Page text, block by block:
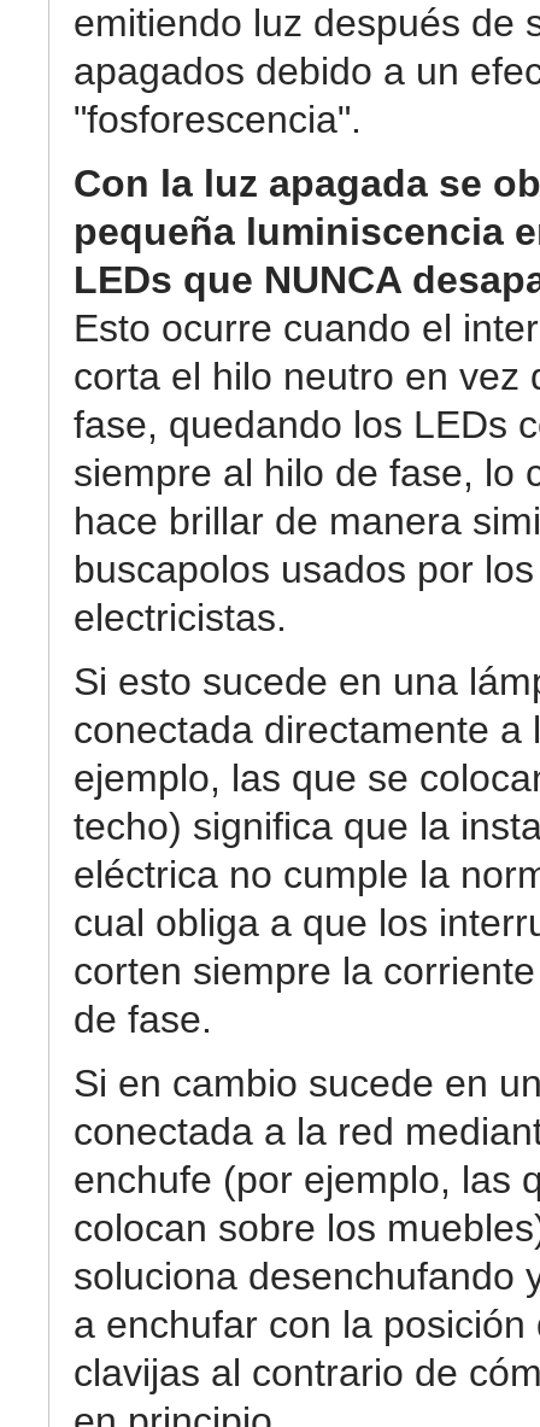
emitiendo luz después de
apagados debido a un
"fosforescencia".
Con la luz apagada se
pequeña luminiscencia
LEDs que NUNCA
Esto ocurre cuando el
corta el hilo neutro en vez
fase, quedando los LEDs
siempre al hilo de fase, lo
hace brillar de manera
buscapolos usados por los
electricistas.
Si esto sucede en una
conectada directamente a
ejemplo, las que se
techo) significa que la
eléctrica no cumple la
cual obliga a que los
corten siempre la
de fase.
Si en cambio sucede en
conectada a la red
enchufe (por ejemplo, las
colocan sobre los
soluciona desenchufando
a enchufar con la posición
clavijas al contrario de